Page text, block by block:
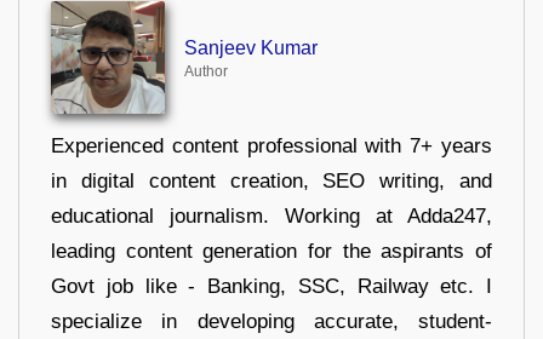
Sanjeev Kumar
Author
Experienced content professional with 7+ years
in digital content creation, SEO writing, and
educational journalism. Working at Adda247,
leading content generation for the aspirants of
Govt job like - Banking, SSC, Railway etc. I
specialize in developing accurate, student-